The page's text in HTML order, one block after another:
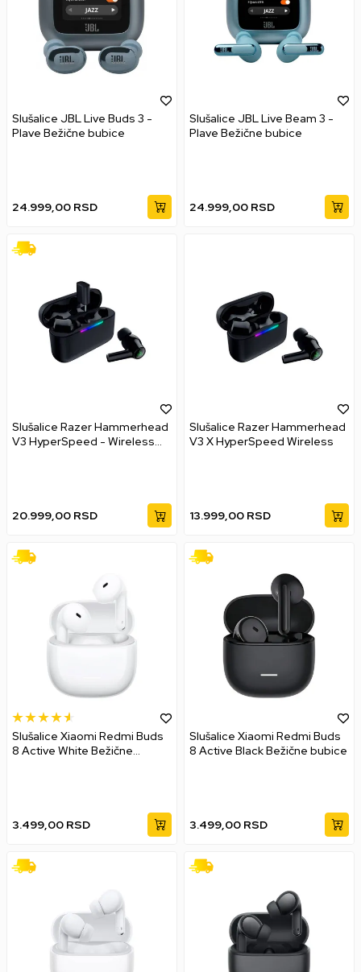
Slušalice JBL Live Buds 3 -
Plave Bežične bubice
24.999,00 RSD
Slušalice JBL Live Beam 3 -
Plave Bežične bubice
24.999,00 RSD
Slušalice Razer Hammerhead
V3 HyperSpeed - Wireless
20.999,00 RSD
Slušalice Razer Hammerhead
V3 X HyperSpeed Wireless
13.999,00 RSD
Slušalice Xiaomi Redmi Buds
8 Active White Bežične
3.499,00 RSD
Slušalice Xiaomi Redmi Buds
8 Active Black Bežične bubice
3.499,00 RSD